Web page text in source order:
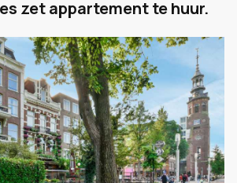
zet appartement te huur.